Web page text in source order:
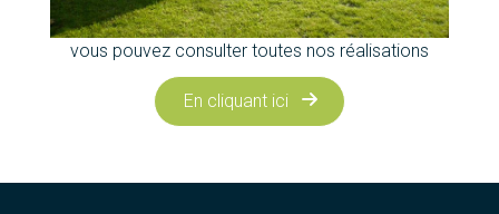
vous pouvez consulter toutes nos réalisations
En cliquant ici